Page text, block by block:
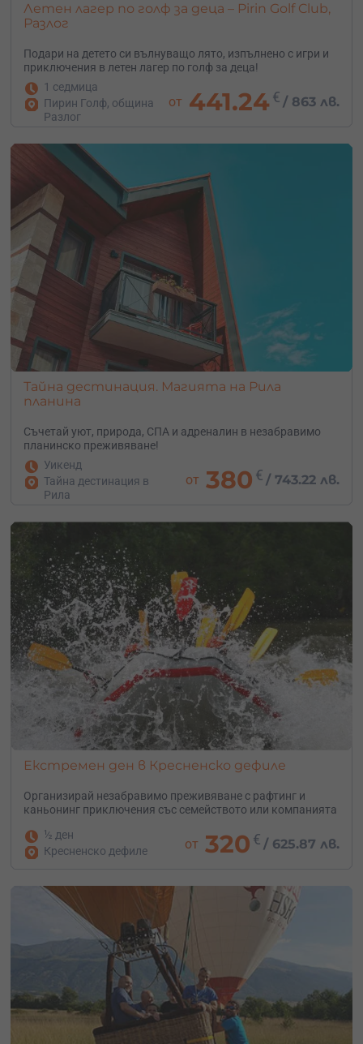
Летен лагер по голф за деца – Pirin Golf Club,
Разлог
Подари на детето си вълнуващо лято, изпълнено с игри и
приключения в летен лагер по голф за деца!
1 седмица
Пирин Голф, община
Разлог
от 441.24€ /863 лв.
Тайна дестинация. Магията на Рила
планина
Съчетай уют, природа, СПА и адреналин в незабравимо
планинско преживяване!
Уикенд
Тайна дестинация в
Рила
от 380 € / 743.22 лв.
Екстремен ден в Кресненско дефиле
Организирай незабравимо преживяване с рафтинг и
каньонинг приключения със семейството или компанията
½ ден
Кресненско дефиле
от 320 € /625.87 лв.